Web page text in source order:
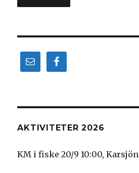
AKTIVITETER 2026
KM i fiske 20/9 10:00, Karsjön